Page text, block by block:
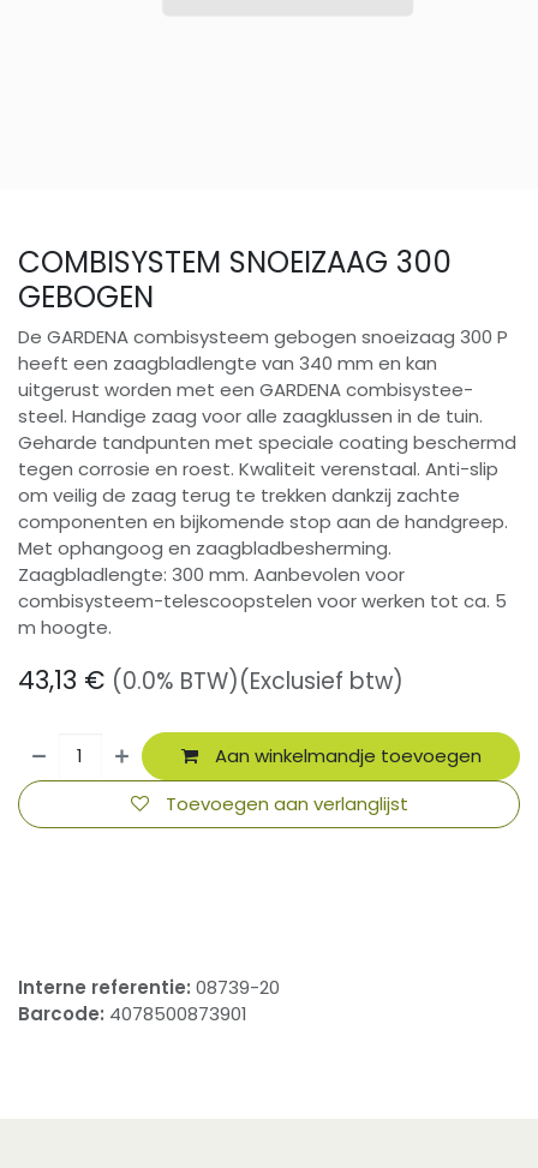
COMBISYSTEM SNOEIZAAG 300
GEBOGEN
De GARDENA combisysteem gebogen snoeizaag 300 P
heeft een zaagbladlengte van 340 mm en kan
uitgerust worden met een GARDENA combisystee-
steel. Handige zaag voor alle zaagklussen in de tuin.
Geharde tandpunten met speciale coating beschermd
tegen corrosie en roest. Kwaliteit verenstaal. Anti-slip
om veilig de zaag terug te trekken dankzij zachte
componenten en bijkomende stop aan de handgreep.
Met ophangoog en zaagbladbesherming.
Zaagbladlengte: 300 mm. Aanbevolen voor
combisysteem-telescoopstelen voor werken tot ca. 5
m hoogte.
43,13 € (0.0% BTW)(Exclusief btw)
Aan winkelmandje toevoegen
Toevoegen aan verlanglijst
Interne referentie: 08739-20
Barcode: 4078500873901